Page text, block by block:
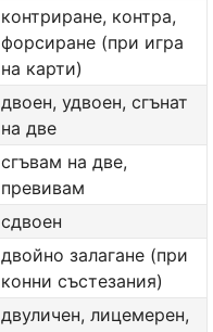
контриране, контра,
форсиране (при игра
на карти)
двоен, удвоен, сгънат
на две
сгъвам на две,
превивам
сдвоен
двойно залагане (при
конни състезания)
двуличен, лицемерен,